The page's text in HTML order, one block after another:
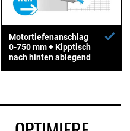
Motortiefenanschlag
0-750 mm + Kipptisch
nach hinten ablegend